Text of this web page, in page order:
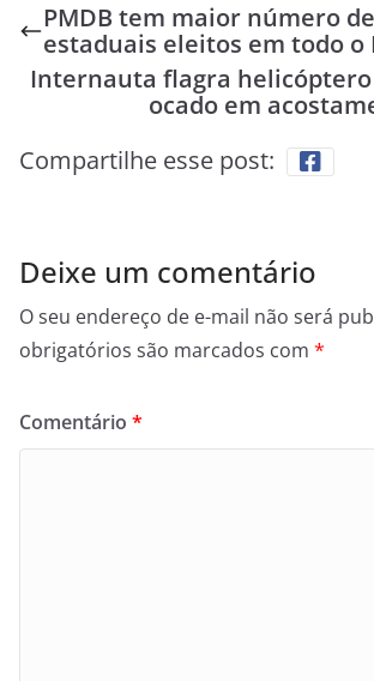
PMDB tem maior número
estaduais eleitos em todo o
Internauta flagra
ocado em
Compartilhe esse post:
Deixe um comentário
O seu endereço de e-mail não será
obrigatórios são marcados com *
Comentário *